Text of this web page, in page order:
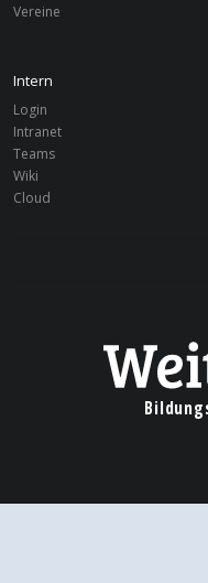
Vereine
Intern
Login
Intranet
Teams
Wiki
Cloud